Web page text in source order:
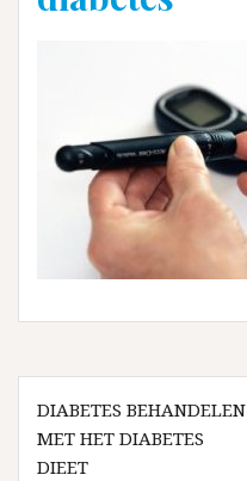
Bericht
navigatie
DIABETES BEHANDELEN
MET HET DIABETES
DIEET